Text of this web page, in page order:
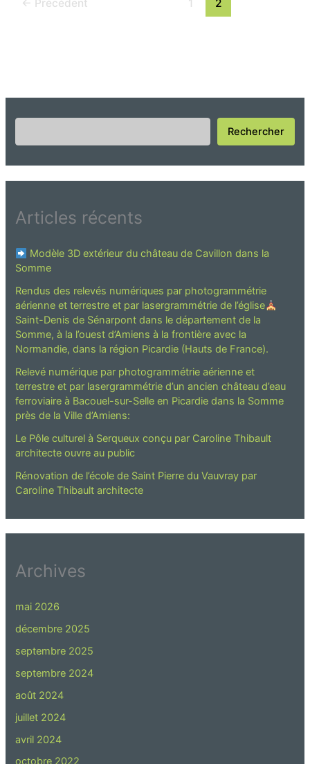
← Précédent 1 2
Rechercher
Rechercher
Articles récents
Modèle 3D extérieur du château de Cavillon dans la
Somme
Rendus des relevés numériques par photogrammétrie
aérienne et terrestre et par lasergrammétrie de l’église
Saint-Denis de Sénarpont dans le département de la
Somme, à la l’ouest d’Amiens à la frontière avec la
Normandie, dans la région Picardie (Hauts de France).
Relevé numérique par photogrammétrie aérienne et
terrestre et par lasergrammétrie d’un ancien château d’eau
ferroviaire à Bacouel-sur-Selle en Picardie dans la Somme
près de la Ville d’Amiens:
Le Pôle culturel à Serqueux conçu par Caroline Thibault
architecte ouvre au public
Rénovation de l’école de Saint Pierre du Vauvray par
Caroline Thibault architecte
Archives
mai 2026
décembre 2025
septembre 2025
septembre 2024
août 2024
juillet 2024
avril 2024